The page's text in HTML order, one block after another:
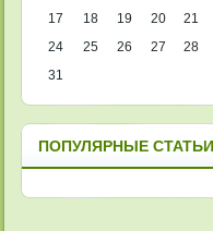
17
18 19 20 21
24
25 26 27 28
31
ПОПУЛЯРНЫЕ СТАТЬИ